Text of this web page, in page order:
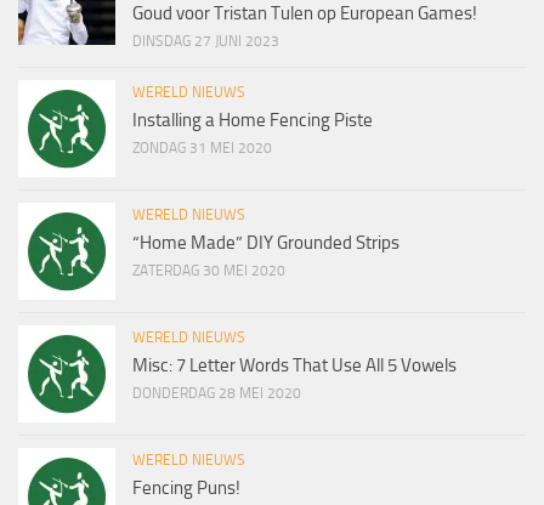
Goud voor Tristan Tulen op European Games!
DINSDAG 27 JUNI 2023
WERELD NIEUWS
Installing a Home Fencing Piste
ZONDAG 31 MEI 2020
WERELD NIEUWS
“Home Made” DIY Grounded Strips
ZATERDAG 30 MEI 2020
WERELD NIEUWS
Misc: 7 Letter Words That Use All 5 Vowels
DONDERDAG 28 MEI 2020
WERELD NIEUWS
Fencing Puns!